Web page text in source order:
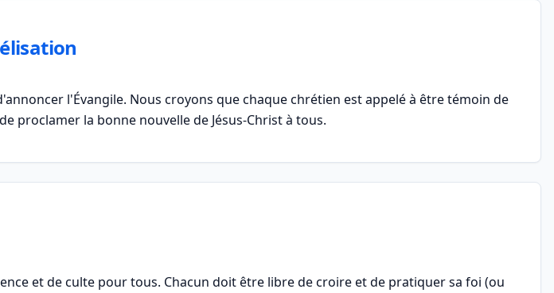
l'Évangile. Nous croyons que chaque chrétien est appelé à être témoin de
proclamer la bonne nouvelle de Jésus-Christ à tous.
et de culte pour tous. Chacun doit être libre de croire et de pratiquer sa foi (ou